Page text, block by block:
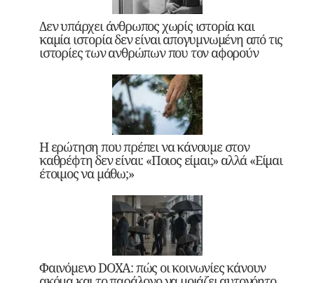
Δεν υπάρχει άνθρωπος χωρίς ιστορία και
καμία ιστορία δεν είναι απογυμνωμένη από τις
ιστορίες των ανθρώπων που τον αφορούν
Η ερώτηση που πρέπει να κάνουμε στον
καθρέφτη δεν είναι: «Ποιος είμαι;» αλλά «Είμαι
έτοιμος να μάθω;»
Φαινόμενο DOXA: πώς οι κοινωνίες κάνουν